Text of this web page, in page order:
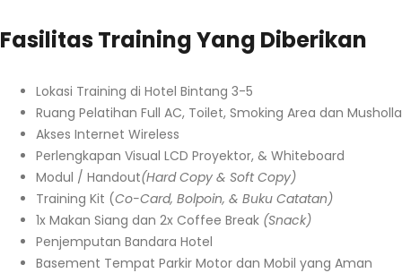
Fasilitas Training Yang Diberikan
Lokasi Training di Hotel Bintang 3-5
Ruang Pelatihan Full AC, Toilet, Smoking Area dan Musholla
Akses Internet Wireless
Perlengkapan Visual LCD Proyektor, & Whiteboard
Modul / Handout(Hard Copy & Soft Copy)
Training Kit (Co-Card, Bolpoin, & Buku Catatan)
1x Makan Siang dan 2x Coffee Break (Snack)
Penjemputan Bandara Hotel
Basement Tempat Parkir Motor dan Mobil yang Aman